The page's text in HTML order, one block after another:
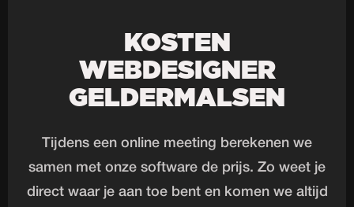
KOSTEN
WEBDESIGNER
GELDERMALSEN
Tijdens een online meeting berekenen we
samen met onze software de prijs. Zo weet je
direct waar je aan toe bent en komen we altijd